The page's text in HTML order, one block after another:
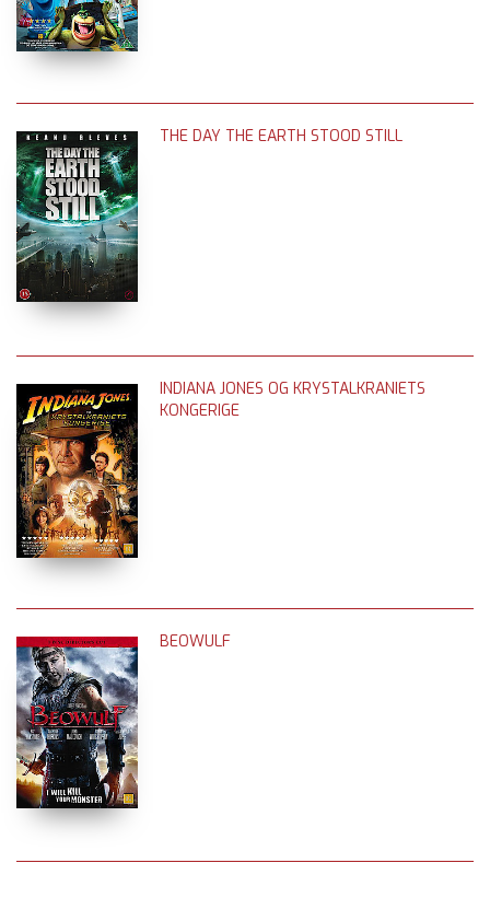
THE DAY THE EARTH STOOD STILL
INDIANA JONES OG KRYSTALKRANIETS
KONGERIGE
BEOWULF